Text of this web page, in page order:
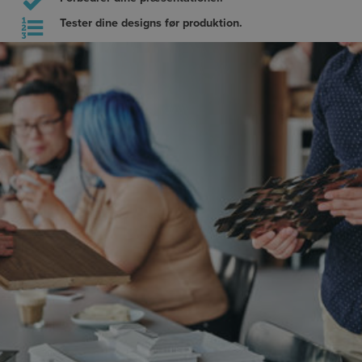
Tester dine designs før produktion.